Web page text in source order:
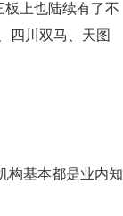
上也陆续有了不
四川双马、天图
构基本都是业内知